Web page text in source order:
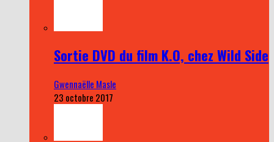
Sortie DVD du film K.O, chez Wild Side
Gwennaëlle Masle
23 octobre 2017